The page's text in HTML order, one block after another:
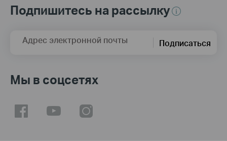
Подпишитесь на рассылку
Адрес электронной почты Подписаться
Мы в соцсетях